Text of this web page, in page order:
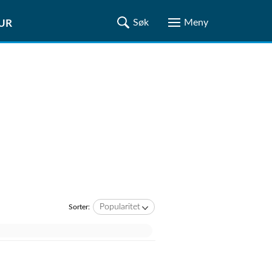
Sorter: Popularitet